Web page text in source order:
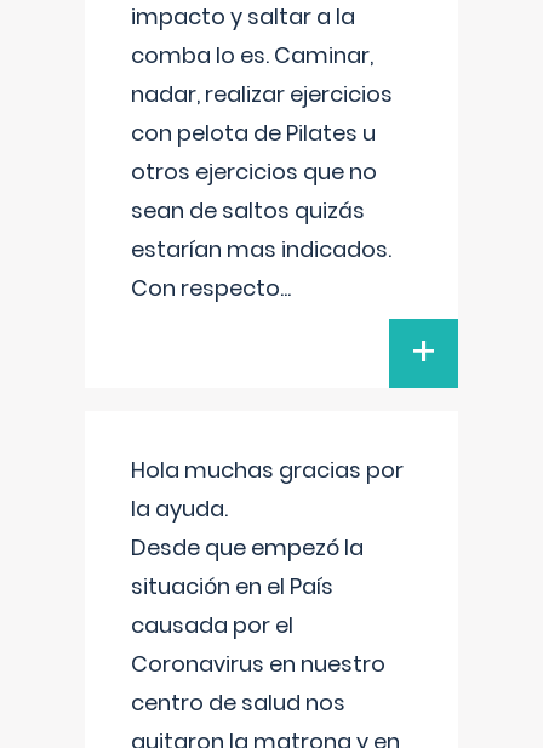
impacto y saltar a la
comba lo es. Caminar,
nadar, realizar ejercicios
con pelota de Pilates u
otros ejercicios que no
sean de saltos quizás
estarían mas indicados.
Con respecto...
+
Hola muchas gracias por
la ayuda.
Desde que empezó la
situación en el País
causada por el
Coronavirus en nuestro
centro de salud nos
quitaron la matrona y en